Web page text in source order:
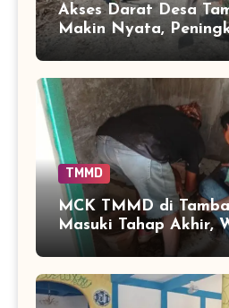
Akses Darat Desa
Makin Nyata,
TMMD Sentuh 90
TMMD
MCK TMMD di
Masuki Tahap Akhir,
Nikmati Fasilitas
Lebih Layak